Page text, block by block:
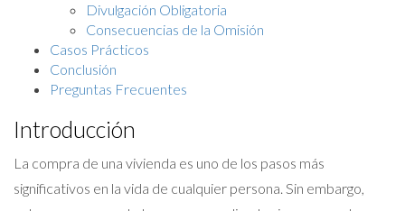
Divulgación Obligatoria
Consecuencias de la Omisión
Casos Prácticos
Conclusión
Preguntas Frecuentes
Introducción
La compra de una vivienda es uno de los pasos más
significativos en la vida de cualquier persona. Sin embargo,